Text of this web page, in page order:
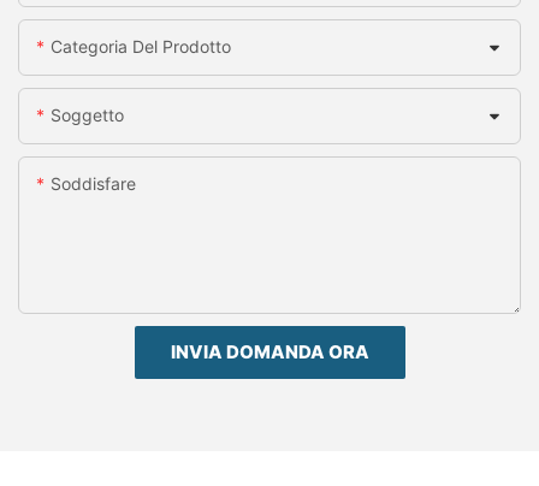
Categoria Del Prodotto
Soggetto
Soddisfare
INVIA DOMANDA ORA